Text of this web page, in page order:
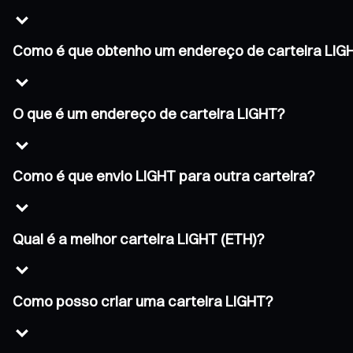
Como é que obtenho um endereço de carteira
O que é um endereço de carteira LIGHT?
Como é que envio LIGHT para outra carteira?
Qual é a melhor carteira LIGHT (ETH)?
Como posso criar uma carteira LIGHT?